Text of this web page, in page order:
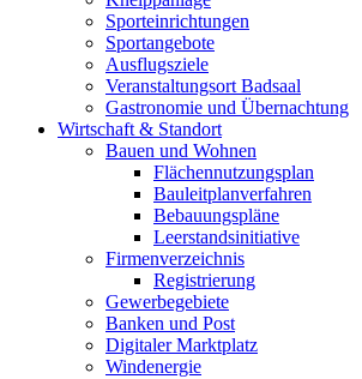
Sporteinrichtungen
Sportangebote
Ausflugsziele
Veranstaltungsort Badsaal
Gastronomie und Übernachtung
Wirtschaft & Standort
Bauen und Wohnen
Flächennutzungsplan
Bauleitplanverfahren
Bebauungspläne
Leerstandsinitiative
Firmenverzeichnis
Registrierung
Gewerbegebiete
Banken und Post
Digitaler Marktplatz
Windenergie